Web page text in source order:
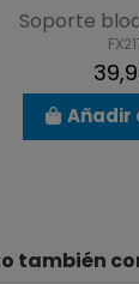
Soporte
Añadir
también